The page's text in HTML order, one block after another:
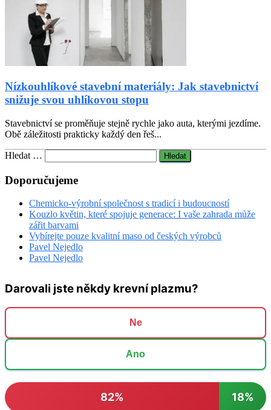
Nízkouhlíkové stavební materiály: Jak stavebnictví
snižuje svou uhlíkovou stopu
Stavebnictví se proměňuje stejně rychle jako auta, kterými jezdíme.
Obě záležitosti prakticky každý den řeš...
Vyhledávání
Hledat …
Doporučujeme
Chemicko-výrobní společnost s tradicí i budoucností
Kouzlo květin, které spojuje generace: I vaše zahrada může
zářit barvami
Vybírejte pouze kvalitní maso od českých výrobců
Pavel Nejedlo
Pavel Nejedlo
Darovali jste někdy krevní plazmu?
Ne
Ano
82% 18%